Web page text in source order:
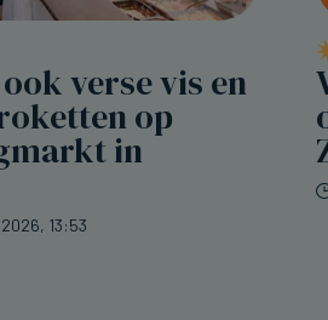
verse vis en
op
in
13:53